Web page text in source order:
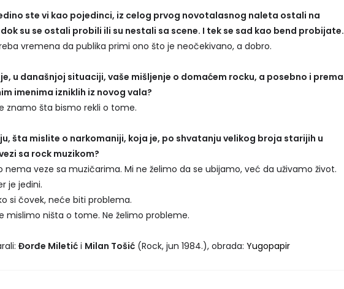
ste vi kao pojedinci, iz celog prvog novotalasnog naleta ostali na
su se ostali probili ili su nestali sa scene. I tek se sad kao bend probijate.
vremena da publika primi ono što je neočekivano, a dobro.
u današnjoj situaciji, vaše mišljenje o domaćem rocku, a posebno i prema
imenima izniklih iz novog vala?
znamo šta bismo rekli o tome.
šta mislite o narkomaniji, koja je, po shvatanju velikog broja starijih u
sa rock muzikom?
nema veze sa muzičarima. Mi ne želimo da se ubijamo, već da uživamo život.
je jedini.
si čovek, neće biti problema.
mislimo ništa o tome. Ne želimo probleme.
Đorđe Miletić i Milan Tošić (Rock, jun 1984.), obrada: Yugopapir